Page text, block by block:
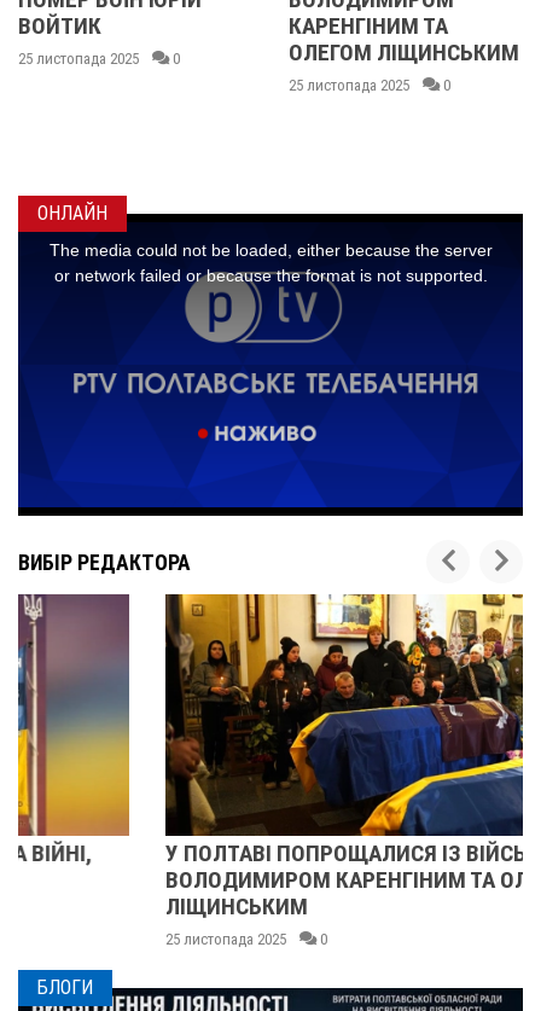
ВОЙТИК
25 листопада 2025 0
КАРЕНГІНИМ ТА
ОЛЕГОМ ЛІЩИНСЬКИМ
25 листопада 2025 0
ОНЛАЙН
ВИБІР РЕДАКТОРА
У ПОЛТАВІ ПОПРОЩАЛИСЯ ІЗ ВІЙСЬКОВИМИ
ВОЛОДИМИРОМ КАРЕНГІНИМ ТА ОЛЕГОМ
0
БЛОГИ